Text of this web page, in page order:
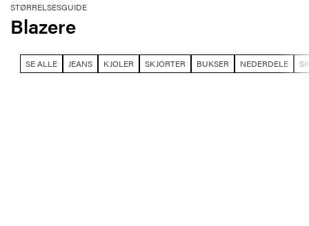
STØRRELSESGUIDE
Blazere
SE ALLE JEANS KJOLER SKJORTER BUKSER NEDERDELE